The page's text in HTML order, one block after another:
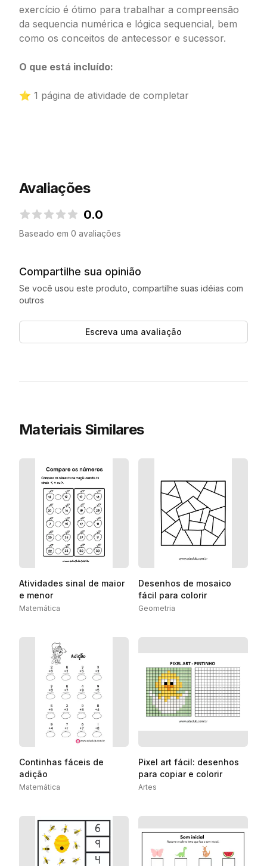
exercício é ótimo para trabalhar a compreensão
da sequencia numérica e lógica sequencial, bem
como os conceitos de antecessor e sucessor.
O que está incluído:
⭐ 1 página de atividade de completar
Avaliações
0.0
Baseado em 0 avaliações
Compartilhe sua opinião
Se você usou este produto, compartilhe suas idéias com
outros
Escreva uma avaliação
Materiais Similares
Atividades sinal de maior
e menor
Matemática
Desenhos de mosaico
fácil para colorir
Geometria
Continhas fáceis de
adição
Matemática
Pixel art fácil: desenhos
para copiar e colorir
Artes